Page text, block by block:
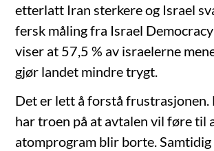
etterlatt Iran sterkere og Israel
fersk måling fra Israel
viser at 57,5 % av israelerne
gjør landet mindre trygt.
Det er lett å forstå frustrasjonen.
har troen på at avtalen vil føre til
atomprogram blir borte.